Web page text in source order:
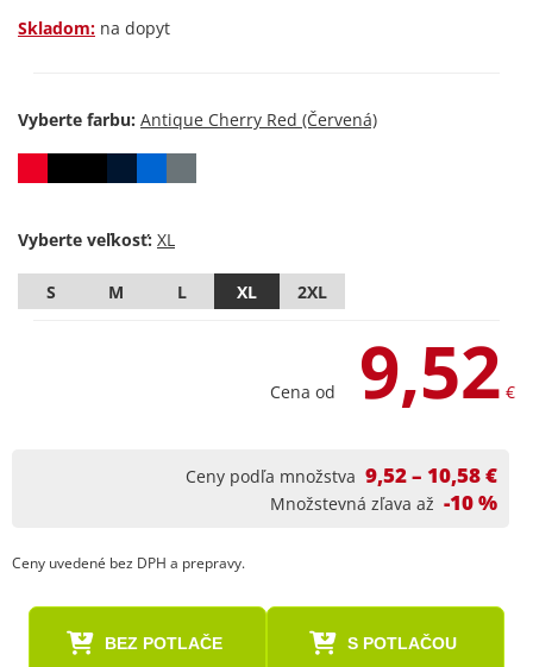
Skladom: na dopyt
Vyberte farbu:
Vyberte veľkosť:
S M L XL 2XL
Cena od 9,52 €
Ceny podľa množstva 9,52 – 10,58 €
Množstevná zľava až -10 %
Ceny uvedené bez DPH a prepravy.
BEZ POTLAČE S POTLAČOU